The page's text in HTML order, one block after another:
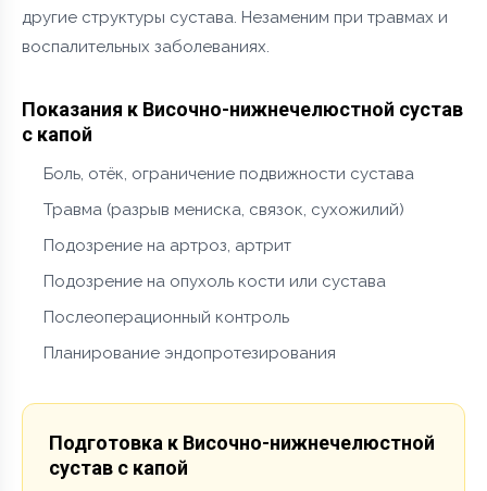
другие структуры сустава. Незаменим при травмах и
воспалительных заболеваниях.
Показания к Височно-нижнечелюстной сустав
с капой
Боль, отёк, ограничение подвижности сустава
Травма (разрыв мениска, связок, сухожилий)
Подозрение на артроз, артрит
Подозрение на опухоль кости или сустава
Послеоперационный контроль
Планирование эндопротезирования
Подготовка к Височно-нижнечелюстной
сустав с капой